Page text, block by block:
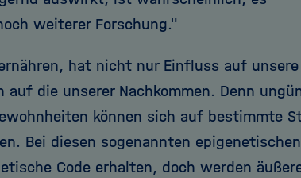
weiterer Forschung."
hat nicht nur Einfluss auf
auf die unserer Nachkommen. Denn
können sich auf bestimmte
Bei diesen sogenannten
Code erhalten, doch werden